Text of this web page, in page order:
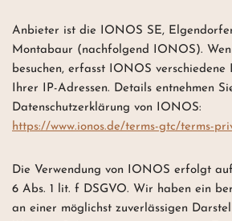
Anbieter ist die IONOS SE, Elgendorfer
Montabaur (nachfolgend IONOS).
besuchen, erfasst IONOS verschiedene
Ihrer IP-Adressen. Details entnehmen
Datenschutzerklärung von IONOS:
https://www.ionos.de/terms-gtc/terms-
Die Verwendung von IONOS erfolgt
6 Abs. 1 lit. f DSGVO. Wir haben ein
an einer möglichst zuverlässigen